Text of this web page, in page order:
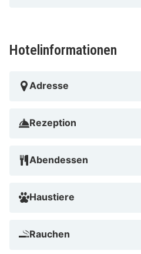
Hotelinformationen
Adresse
Rezeption
Abendessen
Haustiere
Rauchen